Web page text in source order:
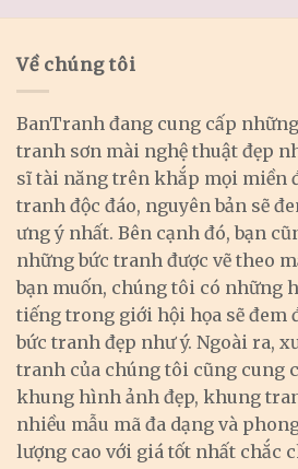
Về chúng tôi
BanTranh đang cung cấp
tranh sơn mài nghệ thuật đẹp
sĩ tài năng trên khắp mọi miền
tranh độc đáo, nguyên bản sẽ
ưng ý nhất. Bên cạnh đó, bạn
những bức tranh được vẽ theo
bạn muốn, chúng tôi có những
tiếng trong giới hội họa sẽ đem
bức tranh đẹp như ý. Ngoài ra,
tranh của chúng tôi cũng cung
khung hình ảnh đẹp, khung
nhiều mẫu mã đa dạng và
lượng cao với giá tốt nhất chắc